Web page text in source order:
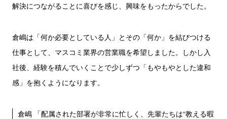
解決につながることに喜びを感じ、興味をもったからでした。
倉嶋は「何か必要としている人」とその「何か」を結びつける
仕事として、マスコミ業界の営業職を希望しました。しかし入
社後、経験を積んでいくことで少しずつ「もやもやとした違和
感」を抱くようになります。
倉嶋 「配属された部署が非常に忙しく、先輩たちは“教える暇